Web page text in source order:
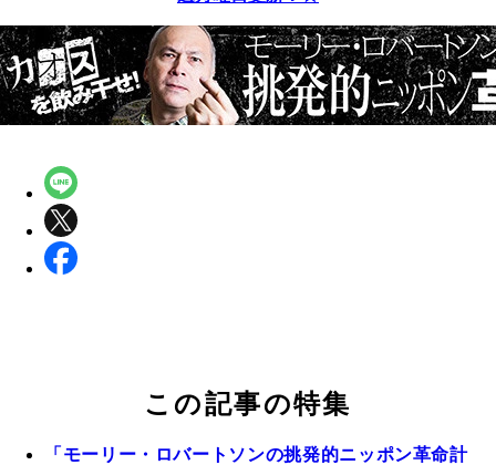
この記事の特集
「モーリー・ロバートソンの挑発的ニッポン革命計